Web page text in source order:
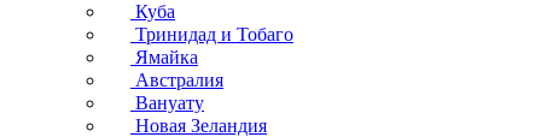
Куба
Тринидад и Тобаго
Ямайка
Австралия
Вануату
Новая Зеландия